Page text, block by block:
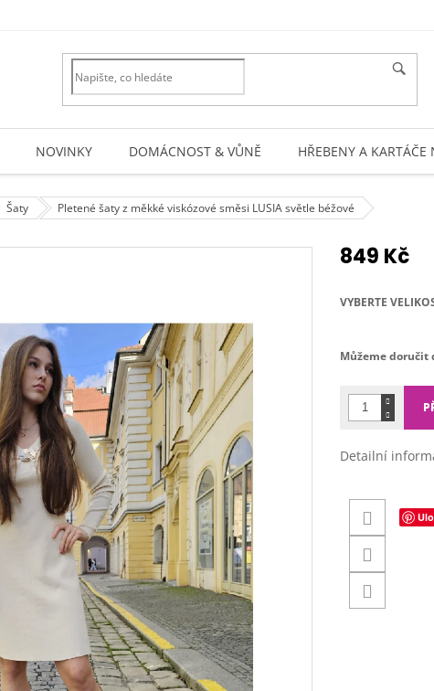
NOVINKY DOMÁCNOST & VŮNĚ HŘEBENY A KARTÁČE
Šaty Pletené šaty z měkké viskózové směsi LUSIA světle béžové
849 Kč
cena:
VYBERTE
Můžeme doručit
Detailní